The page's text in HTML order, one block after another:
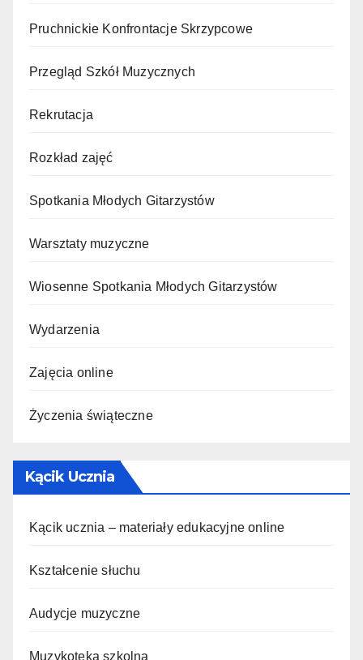
Pruchnickie Konfrontacje Skrzypcowe
Przegląd Szkół Muzycznych
Rekrutacja
Rozkład zajęć
Spotkania Młodych Gitarzystów
Warsztaty muzyczne
Wiosenne Spotkania Młodych Gitarzystów
Wydarzenia
Zajęcia online
Życzenia świąteczne
Kącik Ucznia
Kącik ucznia – materiały edukacyjne online
Kształcenie słuchu
Audycje muzyczne
Muzykoteka szkolna